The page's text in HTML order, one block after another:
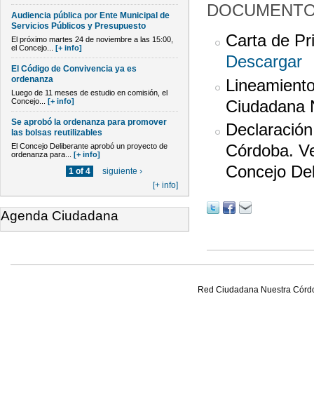
Audiencia pública por Ente Municipal de
Servicios Públicos y Presupuesto
El próximo martes 24 de noviembre a las 15:00,
el Concejo... [+ info]
El Código de Convivencia ya es
ordenanza
Luego de 11 meses de estudio en comisión, el
Concejo... [+ info]
Se aprobó la ordenanza para promover
las bolsas reutilizables
El Concejo Deliberante aprobó un proyecto de
ordenanza para... [+ info]
1 of 4
siguiente ›
[+ info]
Agenda Ciudadana
Carta de
Descargar
Ciudadana
Córdoba.
Concejo
Red Ciudadana Nuestra